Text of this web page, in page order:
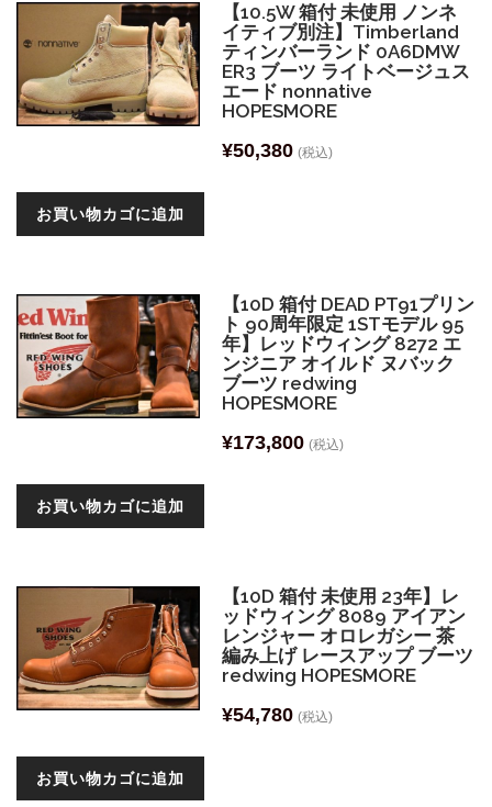
【10.5W 箱付 未使用 ノンネ
イティブ別注】Timberland
ティンバーランド 0A6DMW
ER3 ブーツ ライトベージュス
エード nonnative
HOPESMORE
¥50,380 (税込)
お買い物カゴに追加
【10D 箱付 DEAD PT91プリン
ト 90周年限定 1STモデル 95
年】レッドウィング 8272 エ
ンジニア オイルド ヌバック
ブーツ redwing
HOPESMORE
¥173,800 (税込)
お買い物カゴに追加
【10D 箱付 未使用 23年】レ
ッドウィング 8089 アイアン
レンジャー オロレガシー 茶
編み上げ レースアップ ブーツ
redwing HOPESMORE
¥54,780 (税込)
お買い物カゴに追加